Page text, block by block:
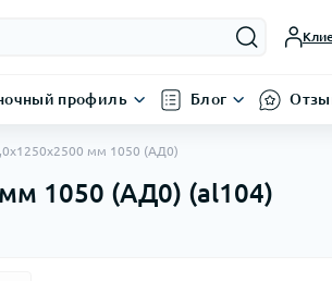
профиль Блог
мм 1050 (АД0)
1050 (АД0) (al104)